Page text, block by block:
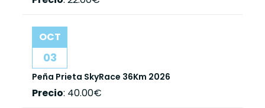
OCT
03
Peña Prieta SkyRace 36Km 2026
Precio: 40.00€